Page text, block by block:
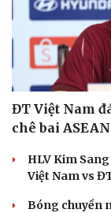
ĐT Việt Nam
chê bai
HLV Kim
Việt Nam vs
Bóng chuyền